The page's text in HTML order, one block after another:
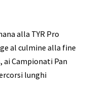
alla TYR Pro
al culmine alla fine
ai Campionati Pan
lunghi